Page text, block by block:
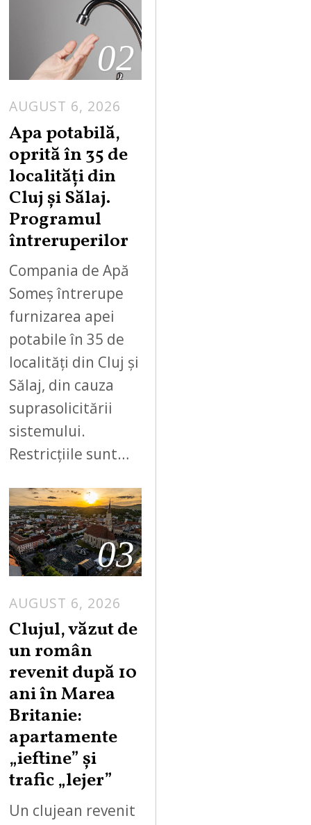
02
AUGUST 6, 2026
Apa potabilă,
oprită în 35 de
localități din
Cluj și Sălaj.
Programul
întreruperilor
Compania de Apă
Someș întrerupe
furnizarea apei
potabile în 35 de
localități din Cluj și
Sălaj, din cauza
suprasolicitării
sistemului.
Restricțiile sunt…
03
AUGUST 6, 2026
Clujul, văzut de
un român
revenit după 10
ani în Marea
Britanie:
apartamente
„ieftine” și
trafic „lejer”
Un clujean revenit